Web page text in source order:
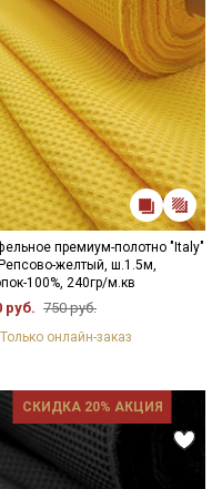
температура стирки
клетка сжимается)
сушить в
оригинального цвета
монитора и в
отличаться.
премиум-полотно "Italy"
желтый, ш.1.5м,
100%, 240гр/м.кв
руб. 750 руб.
Только онлайн-заказ
СКИДКА 20% АКЦИЯ